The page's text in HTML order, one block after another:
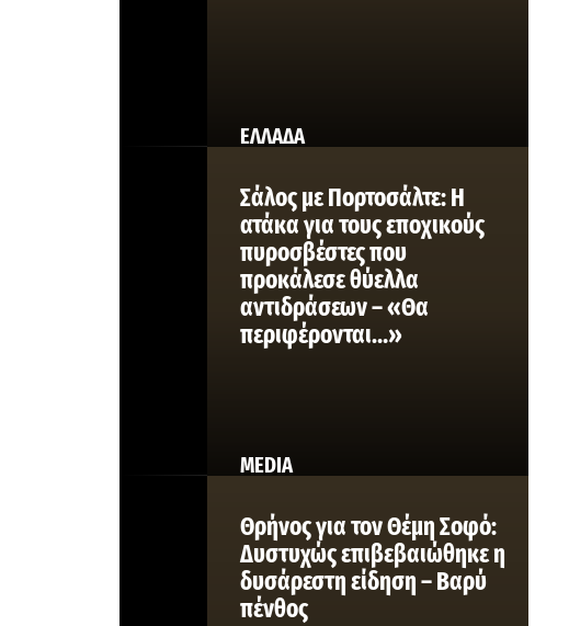
ΕΛΛΑΔΑ
MEDIA
Σάλος με Πορτοσάλτε: Η
ατάκα για τους εποχικούς
πυροσβέστες που
προκάλεσε θύελλα
αντιδράσεων – «Θα
περιφέρονται…»
Θρήνος για τον Θέμη Σοφό:
Δυστυχώς επιβεβαιώθηκε η
δυσάρεστη είδηση – Βαρύ
πένθος